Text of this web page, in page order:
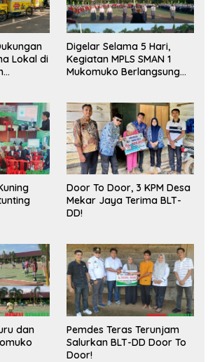
Lokal di
Digelar Selama 5 Hari,
Kegiatan MPLS SMAN 1
Mukomuko Berlangsung
Door To Door, 3 KPM Desa
Mekar Jaya Terima BLT-
DD!
dan
Pemdes Teras Terunjam
Salurkan BLT-DD Door To
Door!